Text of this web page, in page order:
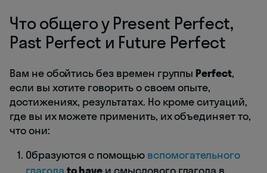
Что общего у Present Perfect,
Past Perfect и Future Perfect
Вам не обойтись без времен группы Perfect,
если вы хотите говорить о своем опыте,
достижениях, результатах. Но кроме ситуаций,
где вы их можете применить, их объединяет то,
что они:
Образуются с помощью вспомогательного
глагола to have и смыслового глагола в